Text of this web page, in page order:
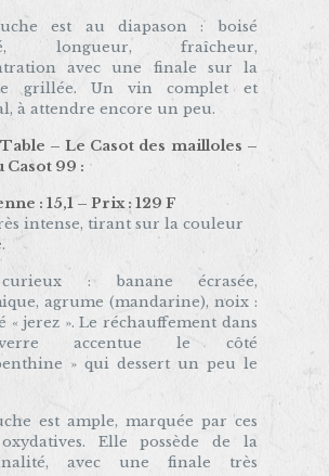
est au diapason : boisé
longueur, fraîcheur,
avec une finale sur la
grillée. Un vin complet et
à attendre encore un peu.
– Le Casot des mailloles –
Casot 99 :
: 15,1 – Prix : 129 F
intense, tirant sur la couleur
: banane écrasée,
agrume (mandarine), noix :
« jerez ». Le réchauffement dans
accentue le côté
» qui dessert un peu le
est ample, marquée par ces
Elle possède de la
avec une finale très